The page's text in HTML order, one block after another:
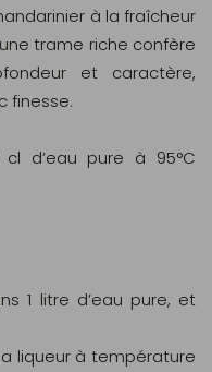
à la fraîcheur
trame riche confère
et caractère,
finesse.
d’eau pure à 95°C
1 litre d’eau pure, et
liqueur à température